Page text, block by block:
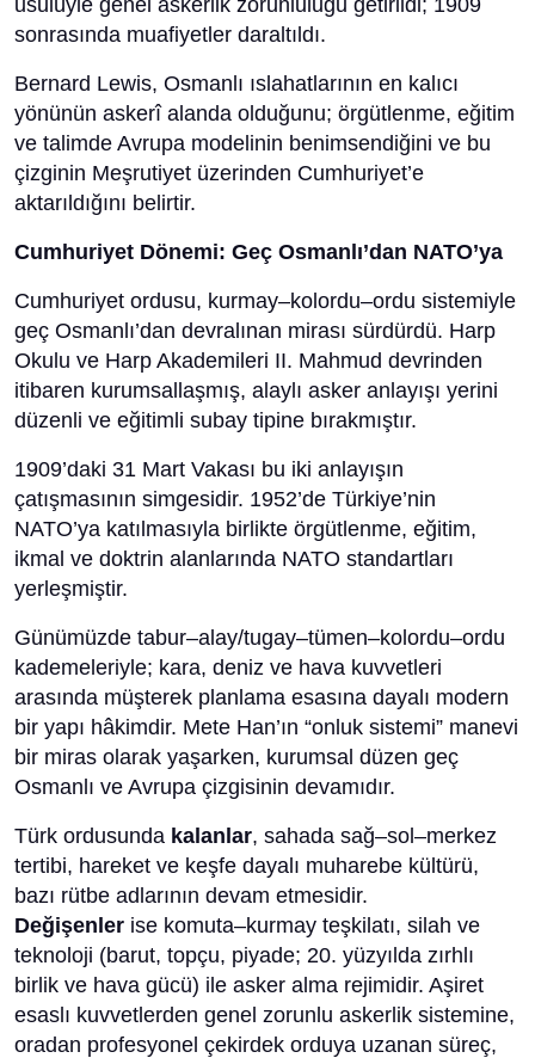
usulüyle genel askerlik zorunluluğu getirildi; 1909
sonrasında muafiyetler daraltıldı.
Bernard Lewis, Osmanlı ıslahatlarının en kalıcı
yönünün askerî alanda olduğunu; örgütlenme, eğitim
ve talimde Avrupa modelinin benimsendiğini ve bu
çizginin Meşrutiyet üzerinden Cumhuriyet’e
aktarıldığını belirtir.
Cumhuriyet Dönemi: Geç Osmanlı’dan NATO’ya
Cumhuriyet ordusu, kurmay–kolordu–ordu sistemiyle
geç Osmanlı’dan devralınan mirası sürdürdü. Harp
Okulu ve Harp Akademileri II. Mahmud devrinden
itibaren kurumsallaşmış, alaylı asker anlayışı yerini
düzenli ve eğitimli subay tipine bırakmıştır.
1909’daki 31 Mart Vakası bu iki anlayışın
çatışmasının simgesidir. 1952’de Türkiye’nin
NATO’ya katılmasıyla birlikte örgütlenme, eğitim,
ikmal ve doktrin alanlarında NATO standartları
yerleşmiştir.
Günümüzde tabur–alay/tugay–tümen–kolordu–ordu
kademeleriyle; kara, deniz ve hava kuvvetleri
arasında müşterek planlama esasına dayalı modern
bir yapı hâkimdir. Mete Han’ın “onluk sistemi” manevi
bir miras olarak yaşarken, kurumsal düzen geç
Osmanlı ve Avrupa çizgisinin devamıdır.
Türk ordusunda kalanlar, sahada sağ–sol–merkez
tertibi, hareket ve keşfe dayalı muharebe kültürü,
bazı rütbe adlarının devam etmesidir.
Değişenler ise komuta–kurmay teşkilatı, silah ve
teknoloji (barut, topçu, piyade; 20. yüzyılda zırhlı
birlik ve hava gücü) ile asker alma rejimidir. Aşiret
esaslı kuvvetlerden genel zorunlu askerlik sistemine,
oradan profesyonel çekirdek orduya uzanan süreç,